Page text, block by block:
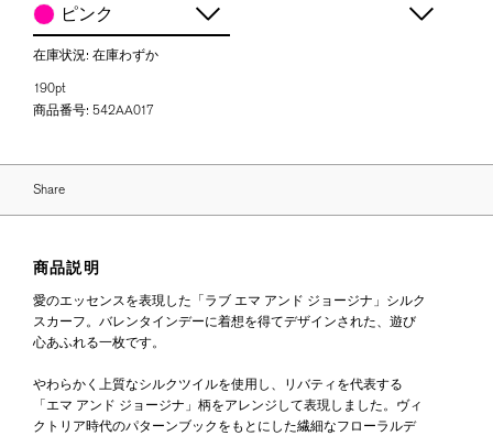
ピンク
在庫状況: 在庫わずか
190pt
商品番号: 542AA017
Share
商品説明
愛のエッセンスを表現した「ラブ エマ アンド ジョージナ」シルク
スカーフ。バレンタインデーに着想を得てデザインされた、遊び
心あふれる一枚です。
やわらかく上質なシルクツイルを使用し、リバティを代表する
「エマ アンド ジョージナ」柄をアレンジして表現しました。ヴィ
クトリア時代のパターンブックをもとにした繊細なフローラルデ